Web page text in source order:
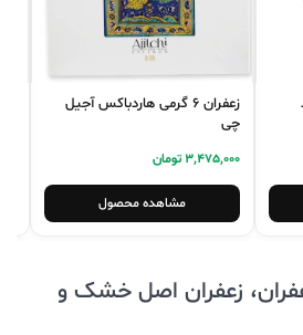
زعفران 6 گرمی هاردباکس آجیل
چی
3,475,000 تومان
مشاهده محصول
زعفران اصل خشک و